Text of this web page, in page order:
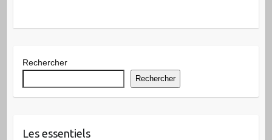
Rechercher
Rechercher
Les essentiels